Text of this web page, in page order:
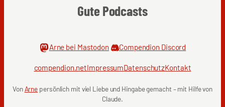
Gute Podcasts
Arne bei Mastodon Compendion Discord
compendion.netImpressumDatenschutzKontakt
VonArne persönlich mit viel Liebe und Hingabe gemacht – mit Hilfe von
Claude.